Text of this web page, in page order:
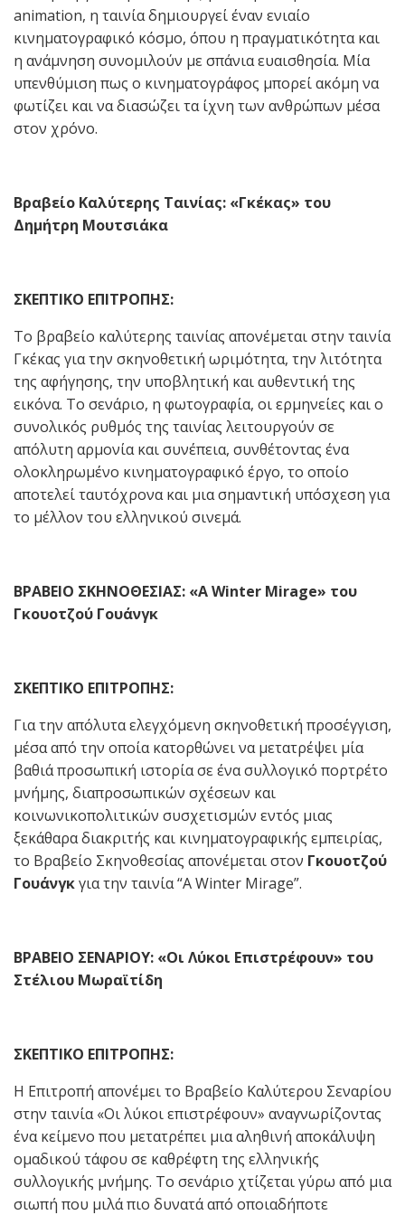
animation, η ταινία δημιουργεί έναν ενιαίο
κινηματογραφικό κόσμο, όπου η πραγματικότητα και
η ανάμνηση συνομιλούν με σπάνια ευαισθησία. Μία
υπενθύμιση πως ο κινηματογράφος μπορεί ακόμη να
φωτίζει και να διασώζει τα ίχνη των ανθρώπων μέσα
στον χρόνο.
Βραβείο Καλύτερης Ταινίας: «Γκέκας» του
Δημήτρη Μουτσιάκα
ΣΚΕΠΤΙΚΟ ΕΠΙΤΡΟΠΗΣ:
Το βραβείο καλύτερης ταινίας απονέμεται στην ταινία
Γκέκας για την σκηνοθετική ωριμότητα, την λιτότητα
της αφήγησης, την υποβλητική και αυθεντική της
εικόνα. Το σενάριο, η φωτογραφία, οι ερμηνείες και ο
συνολικός ρυθμός της ταινίας λειτουργούν σε
απόλυτη αρμονία και συνέπεια, συνθέτοντας ένα
ολοκληρωμένο κινηματογραφικό έργο, το οποίο
αποτελεί ταυτόχρονα και μια σημαντική υπόσχεση για
το μέλλον του ελληνικού σινεμά.
ΒΡΑΒΕΙΟ ΣΚΗΝΟΘΕΣΙΑΣ: «AWinter Mirage» του
Γκουοτζού Γουάνγκ
ΣΚΕΠΤΙΚΟ ΕΠΙΤΡΟΠΗΣ:
Για την απόλυτα ελεγχόμενη σκηνοθετική προσέγγιση,
μέσα από την οποία κατορθώνει να μετατρέψει μία
βαθιά προσωπική ιστορία σε ένα συλλογικό πορτρέτο
μνήμης, διαπροσωπικών σχέσεων και
κοινωνικοπολιτικών συσχετισμών εντός μιας
ξεκάθαρα διακριτής και κινηματογραφικής εμπειρίας,
το Βραβείο Σκηνοθεσίας απονέμεται στον Γκουοτζού
Γουάνγκγια την ταινία “A Winter Mirage”.
ΒΡΑΒΕΙΟ ΣΕΝΑΡΙΟΥ: «Οι Λύκοι Επιστρέφουν» του
Στέλιου Μωραϊτίδη
ΣΚΕΠΤΙΚΟ ΕΠΙΤΡΟΠΗΣ:
Η Επιτροπή απονέμει το Βραβείο Καλύτερου Σεναρίου
στην ταινία «Οι λύκοι επιστρέφουν» αναγνωρίζοντας
ένα κείμενο που μετατρέπει μια αληθινή αποκάλυψη
ομαδικού τάφου σε καθρέφτη της ελληνικής
συλλογικής μνήμης. Το σενάριο χτίζεται γύρω από μια
σιωπή που μιλά πιο δυνατά από οποιαδήποτε